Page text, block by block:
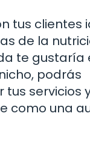
tus clientes
de la
te gustaría
podrás
tus servicios
como una